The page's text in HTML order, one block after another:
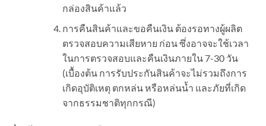
กล่องสินค้าแล้ว
การคืนสินค้าและขอคืนเงิน ต้องรอทางผู้ผลิต
ตรวจสอบความเสียหาย ก่อน ซึ่งอาจจะใช้เวลา
ในการตรวจสอบและคืนเงินภายใน 7-30 วัน
(เบื้องต้น การรับประกันสินค้าจะไม่รวมถึงการ
เกิดอุบัติเหตุ ตกหล่น หรือหล่นน้ำ และภัยที่เกิด
จากธรรมชาติทุกกรณี)